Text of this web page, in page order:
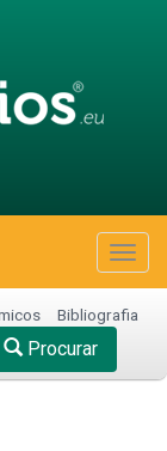
Bibliografia
Procurar